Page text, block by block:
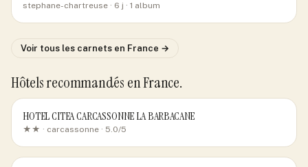
stephane-chartreuse · 6 j · 1 album
Voir tous les carnets en France →
Hôtels recommandés en France.
HOTEL CITEA CARCASSONNE LA BARBACANE
★★ · carcassonne · 5.0/5